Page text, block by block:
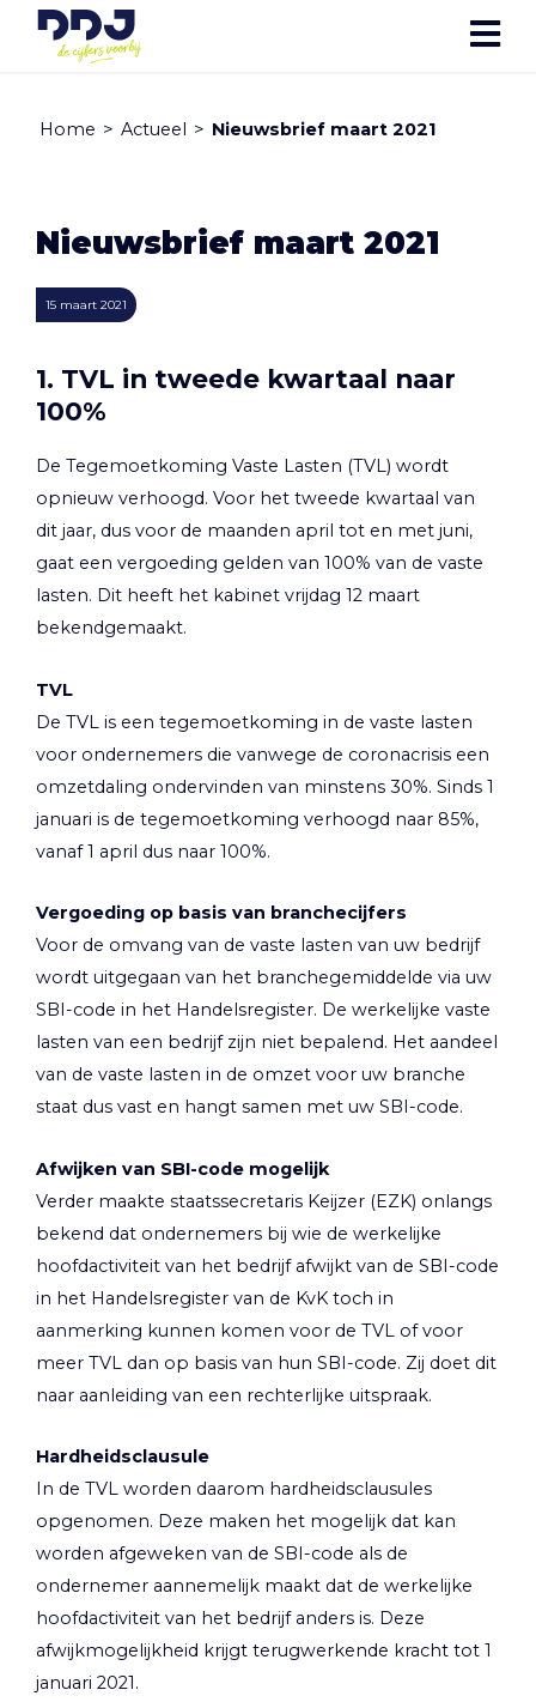
Home > Actueel > Nieuwsbrief maart 2021
Nieuwsbrief maart 2021
15 maart 2021
1. TVL in tweede kwartaal naar
100%
De Tegemoetkoming Vaste Lasten (TVL) wordt
opnieuw verhoogd. Voor het tweede kwartaal van
dit jaar, dus voor de maanden april tot en met juni,
gaat een vergoeding gelden van 100% van de vaste
lasten. Dit heeft het kabinet vrijdag 12 maart
bekendgemaakt.
TVL
De TVL is een tegemoetkoming in de vaste lasten
voor ondernemers die vanwege de coronacrisis een
omzetdaling ondervinden van minstens 30%. Sinds 1
januari is de tegemoetkoming verhoogd naar 85%,
vanaf 1 april dus naar 100%.
Vergoeding op basis van branchecijfers
Voor de omvang van de vaste lasten van uw bedrijf
wordt uitgegaan van het branchegemiddelde via uw
SBI-code in het Handelsregister. De werkelijke vaste
lasten van een bedrijf zijn niet bepalend. Het aandeel
van de vaste lasten in de omzet voor uw branche
staat dus vast en hangt samen met uw SBI-code.
Afwijken van SBI-code mogelijk
Verder maakte staatssecretaris Keijzer (EZK) onlangs
bekend dat ondernemers bij wie de werkelijke
hoofdactiviteit van het bedrijf afwijkt van de SBI-code
in het Handelsregister van de KvK toch in
aanmerking kunnen komen voor de TVL of voor
meer TVL dan op basis van hun SBI-code. Zij doet dit
naar aanleiding van een rechterlijke uitspraak.
Hardheidsclausule
In de TVL worden daarom hardheidsclausules
opgenomen. Deze maken het mogelijk dat kan
worden afgeweken van de SBI-code als de
ondernemer aannemelijk maakt dat de werkelijke
hoofdactiviteit van het bedrijf anders is. Deze
afwijkmogelijkheid krijgt terugwerkende kracht tot 1
januari 2021.